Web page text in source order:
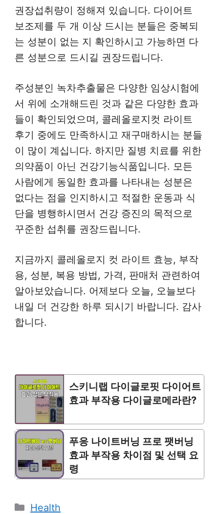
권장섭취량이 정해져 있습니다. 다이어트
보조제를 두 개 이상 드시는 분들은 중복되
는 성분이 없는 지 확인하시고 가능하면 다
른 성분으로 드시길 권장드립니다.
주성분인 녹차추출물은 다양한 임상시험에
서 위에 소개해드린 것과 같은 다양한 효과
들이 확인되었으며, 콜레올로지컷 라이트
후기 중에도 만족하시고 재구매하시는 분들
이 많이 계십니다. 하지만 질병 치료를 위한
의약품이 아닌 건강기능식품입니다. 모든
사람에게 동일한 효과를 나타내는 성분은
없다는 점을 인지하시고 적절한 운동과 식
단을 병행하시면서 건강 증진의 목적으로
꾸준한 섭취를 권장드립니다.
지금까지 콜레올로지 컷 라이트 효능, 부작
용, 성분, 복용 방법, 가격, 판매처 관련하여
알아보았습니다. 어제보다 오늘, 오늘보다
내일 더 건강한 하루 되시기 바랍니다. 감사
합니다.
스키니랩 다이글로핏 다이어트
효과 부작용 다이글로메라란?
푸응 나이트버닝 프로 팻버닝
효과 부작용 차이점 및 선택 요
령
Categories
Health